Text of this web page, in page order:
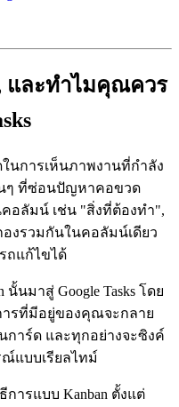
และทำไมคุณควร
นการเห็นภาพงานที่กำลัง
ๆ ที่ซ่อนปัญหาคอขวด
คอลัมน์ เช่น "สิ่งที่ต้องทำ",
งรวมกันในคอลัมน์เดียว
ถแก้ไขได้
นั้นมาสู่ Google Tasks โดย
ารที่มีอยู่ของคุณจะกลาย
าร์ด และทุกอย่างจะซิงค์
ณ์แบบเรียลไทม์
ารแบบ Kanban ตั้งแต่